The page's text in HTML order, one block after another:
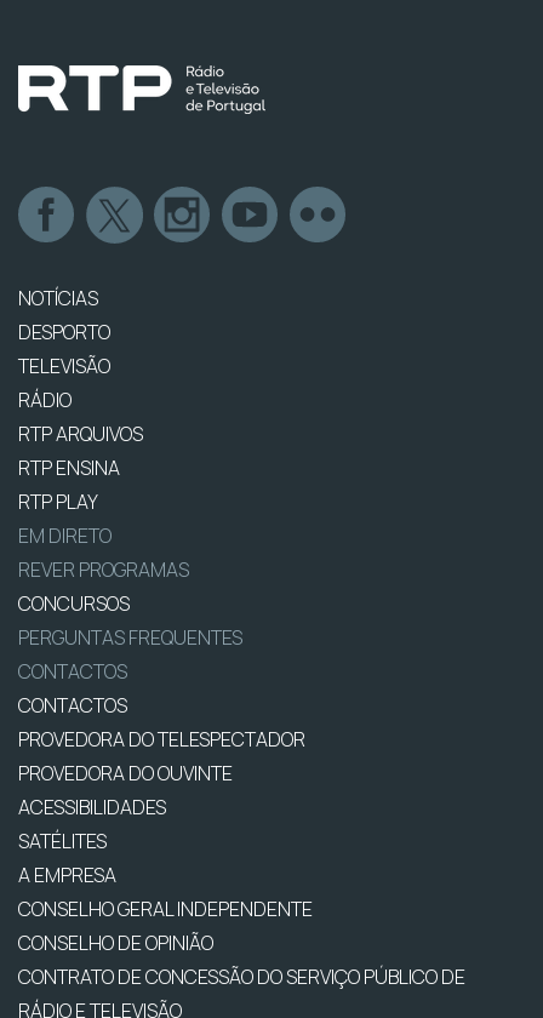
NOTÍCIAS
DESPORTO
TELEVISÃO
RÁDIO
RTP ARQUIVOS
RTP ENSINA
RTP PLAY
EM DIRETO
REVER PROGRAMAS
CONCURSOS
PERGUNTAS FREQUENTES
CONTACTOS
CONTACTOS
PROVEDORA DO TELESPECTADOR
PROVEDORA DO OUVINTE
ACESSIBILIDADES
SATÉLITES
A EMPRESA
CONSELHO GERAL INDEPENDENTE
CONSELHO DE OPINIÃO
CONTRATO DE CONCESSÃO DO SERVIÇO PÚBLICO DE
RÁDIO E TELEVISÃO